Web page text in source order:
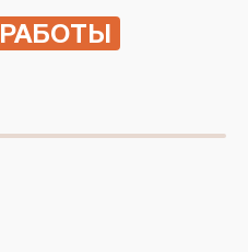
РАБОТЫ